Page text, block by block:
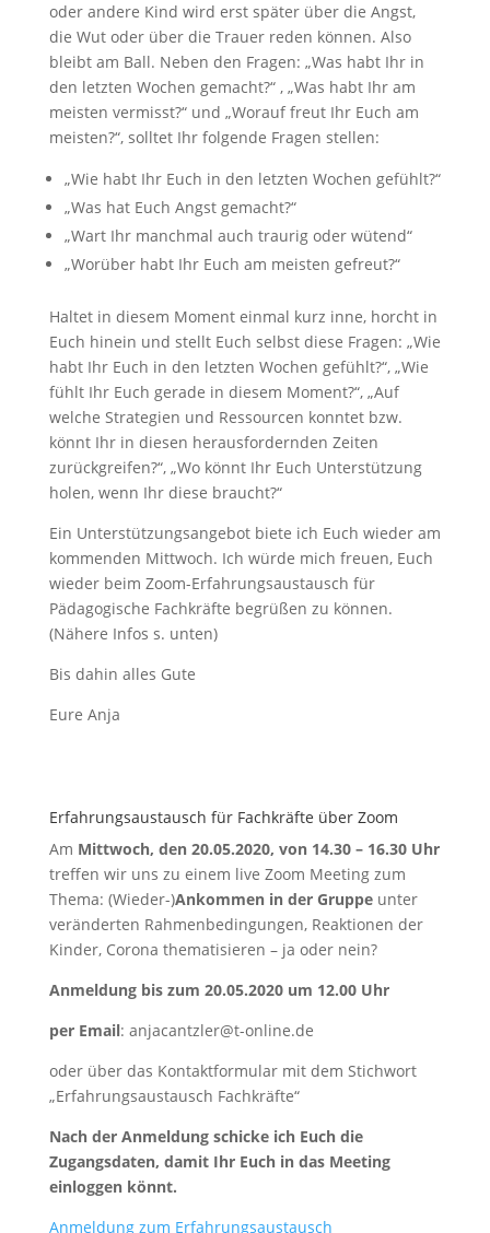
oder andere Kind wird erst später über die Angst,
die Wut oder über die Trauer reden können. Also
bleibt am Ball. Neben den Fragen: „Was habt Ihr in
den letzten Wochen gemacht?“ , „Was habt Ihr am
meisten vermisst?“ und „Worauf freut Ihr Euch am
meisten?“, solltet Ihr folgende Fragen stellen:
„Wie habt Ihr Euch in den letzten Wochen gefühlt?“
„Was hat Euch Angst gemacht?“
„Wart Ihr manchmal auch traurig oder wütend“
„Worüber habt Ihr Euch am meisten gefreut?“
Haltet in diesem Moment einmal kurz inne, horcht in
Euch hinein und stellt Euch selbst diese Fragen: „Wie
habt Ihr Euch in den letzten Wochen gefühlt?“, „Wie
fühlt Ihr Euch gerade in diesem Moment?“, „Auf
welche Strategien und Ressourcen konntet bzw.
könnt Ihr in diesen herausfordernden Zeiten
zurückgreifen?“, „Wo könnt Ihr Euch Unterstützung
holen, wenn Ihr diese braucht?“
Ein Unterstützungsangebot biete ich Euch wieder am
kommenden Mittwoch. Ich würde mich freuen, Euch
wieder beim Zoom-Erfahrungsaustausch für
Pädagogische Fachkräfte begrüßen zu können.
(Nähere Infos s. unten)
Bis dahin alles Gute
Eure Anja
Erfahrungsaustausch für Fachkräfte über Zoom
Am Mittwoch, den 20.05.2020, von 14.30 – 16.30 Uhr
treffen wir uns zu einem live Zoom Meeting zum
Thema: (Wieder-)Ankommen in der Gruppeunter
veränderten Rahmenbedingungen, Reaktionen der
Kinder, Corona thematisieren – ja oder nein?
Anmeldung bis zum 20.05.2020 um 12.00 Uhr
per Email: anjacantzler@t-online.de
oder über das Kontaktformular mit dem Stichwort
„Erfahrungsaustausch Fachkräfte“
Nach der Anmeldung schicke ich Euch die
Zugangsdaten, damit Ihr Euch in das Meeting
einloggen könnt.
Anmeldung zum Erfahrungsaustausch